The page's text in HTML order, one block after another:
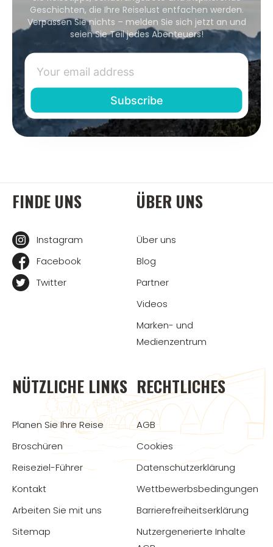
Geschichten, die Ihre Reiselust entfachen werden.
Verpassen Sie nichts – melden Sie sich jetzt an und
seien Sie Teil jedes Abenteuers!
FINDE UNS
Instagram
Facebook
Twitter
ÜBER UNS
Über uns
Blog
Partner
Videos
Marken- und
Medienzentrum
NÜTZLICHE LINKS
Planen Sie Ihre Reise
Broschüren
Reiseziel-Führer
Kontakt
Arbeiten Sie mit uns
Sitemap
RECHTLICHES
AGB
Cookies
Datenschutzerklärung
Wettbewerbsbedingungen
Barrierefreiheitserklärung
Nutzergenerierte Inhalte